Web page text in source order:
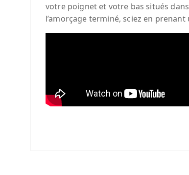
votre poignet et votre bas situés
l’amorçage terminé, sciez en